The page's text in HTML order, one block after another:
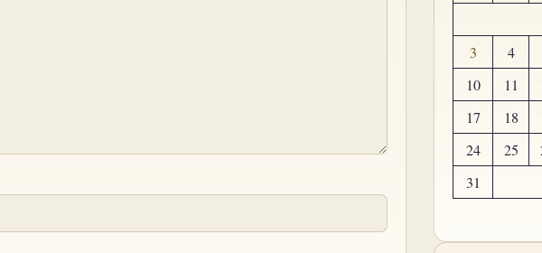
3
4
10
11
17
18
24
25
31